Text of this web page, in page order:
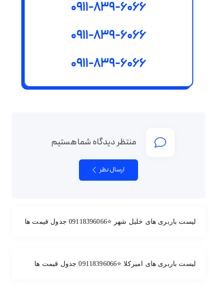
0911-839-6066
0911-839-6066
0911-839-6066
منتظر دیدگاه شما هستیم
ارسال نظر
لیست باربری های خلیل شهر ⭐️09118396066 جدول قیمت ها
لیست باربری های امیرکلا ⭐️09118396066 جدول قیمت ها